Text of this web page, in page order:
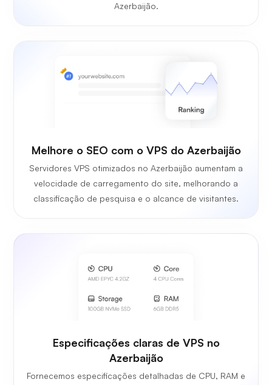
Azerbaijão.
Melhore o SEO com o VPS do Azerbaijão
Servidores VPS otimizados no Azerbaijão aumentam a
velocidade de carregamento do site, melhorando a
classificação de pesquisa e o alcance de visitantes.
Especificações claras de VPS no
Azerbaijão
Fornecemos especificações detalhadas de CPU, RAM e